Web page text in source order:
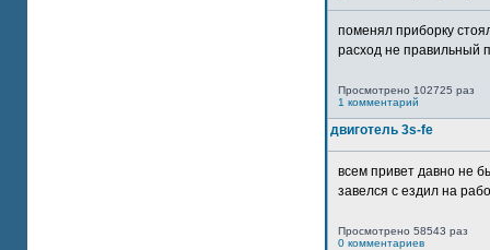
поменял приборку
расход не правильный
Просмотрено 102725 раз
1 комментарий
двиготель 3s-fe
всем привет давно не
завелся с ездил на
Просмотрено 58543 раз
0 комментариев